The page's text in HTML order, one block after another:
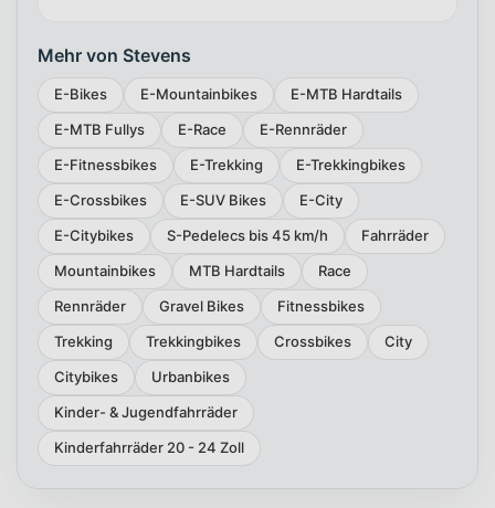
Mehr von Stevens
E-Bikes E-Mountainbikes
E-MTB Hardtails
E-MTB Fullys
E-Race
E-Rennräder
E-Fitnessbikes
E-Trekking
E-Trekkingbikes
E-Crossbikes
E-SUV Bikes
E-City
E-Citybikes
S-Pedelecs bis 45 km/h
Fahrräder
Mountainbikes
MTB Hardtails
Race
Rennräder
Gravel Bikes
Fitnessbikes
Trekking
Trekkingbikes Crossbikes
City
Citybikes
Urbanbikes
Kinder- & Jugendfahrräder
Kinderfahrräder 20 - 24 Zoll